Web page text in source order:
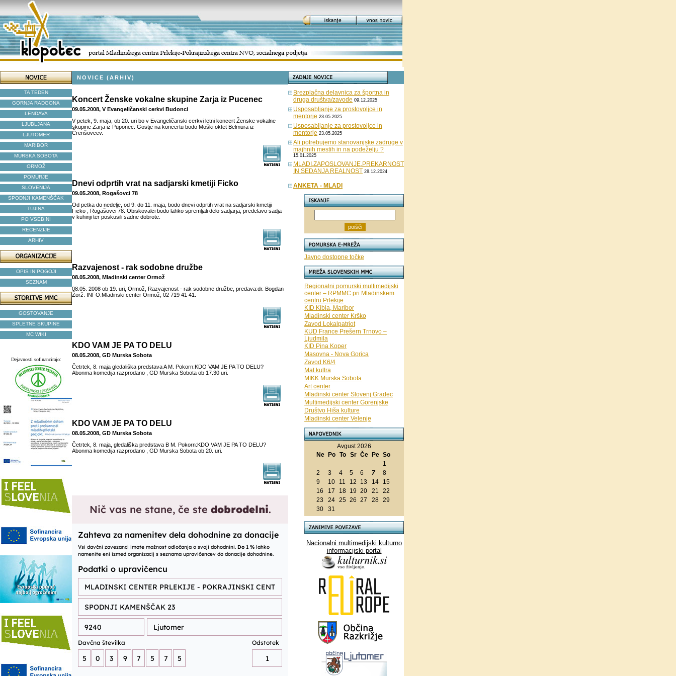
TA TEDEN
GORNJA RADGONA
LENDAVA
LJUBLJANA
LJUTOMER
MARIBOR
MURSKA SOBOTA
ORMOŽ
POMURJE
SLOVENIJA
SPODNJI KAMENŠČAK
TUJINA
PO VSEBINI
RECENZIJE
ARHIV
OPIS IN POGOJI
SEZNAM
GOSTOVANJE
SPLETNE SKUPINE
MC WIKI
Dejavnosti sofinancirajo:
NOVICE (ARHIV)
Koncert Ženske vokalne skupine Zarja iz Pucenec
09.05.2008, V Evangeličanski cerkvi Budonci
V petek, 9. maja, ob 20. uri bo v Evangeličanski cerkvi letni koncert Ženske vokalne
skupine Zarja iz Puponec. Gostje na koncertu bodo Moški oktet Belmura iz
Črenšovcev.
Dnevi odprtih vrat na sadjarski kmetiji Ficko
09.05.2008, Rogašovci 78
Od petka do nedelje, od 9. do 11. maja, bodo dnevi odprtih vrat na sadjarski kmetiji
Ficko , Rogašovci 78. Obiskovalci bodo lahko spremljali delo sadjarja, predelavo sadja
v kuhinji ter poskusili sadne dobrote.
Razvajenost - rak sodobne družbe
08.05.2008, Mladinski center Ormož
08.05. 2008 ob 19. uri, Ormož, Razvajenost - rak sodobne družbe, predava:dr. Bogdan
Žorž. INFO:Mladinski center Ormož, 02 719 41 41.
KDO VAM JE PA TO DELU
08.05.2008, GD Murska Sobota
Četrtek, 8. maja gledališka predstava A M. Pokorn:KDO VAM JE PA TO DELU?
Abonma komedija razprodano , GD Murska Sobota ob 17.30 uri.
KDO VAM JE PA TO DELU
08.05.2008, GD Murska Sobota
Četrtek, 8. maja, gledališka predstava B M. Pokorn:KDO VAM JE PA TO DELU?
Abonma komedija razprodano , GD Murska Sobota ob 20. uri.
Brezplačna delavnica za športna in
druga društva/zavode 09.12.2025
Usposabljanje za prostovoljce in
mentorje 23.05.2025
Usposabljanje za prostovoljce in
mentorje 23.05.2025
Ali potrebujemo stanovanjske zadruge v
majhnih mestih in na podeželju ?
15.01.2025
MLADI,ZAPOSLOVANJE,PREKARNOST
IN SEDANJA REALNOST 28.12.2024
ANKETA - MLADI
Javno dostopne točke
Regionalni pomurski multimedijski
center – RPMMC pri Mladinskem
centru Prlekije
KID Kibla, Maribor
Mladinski center Krško
Zavod Lokalpatriot
KUD France Prešern Trnovo –
Ljudmila
KID Pina Koper
Masovna - Nova Gorica
Zavod K6/4
Mat kultra
MIKK Murska Sobota
Art center
Mladinski center Slovenj Gradec
Multimedijski center Gorenjske
Društvo Hiša kulture
Mladinski center Velenje
Avgust 2026
Ne
Po To Sr Če Pe So
1
2
3 4 5 6 7
8
9
10 11 12 13 14
15
16
17 18 19 20 21
22
23
24 25 26 27 28 29
30
31
Nacionalni multimedijski kulturno
informacijski portal